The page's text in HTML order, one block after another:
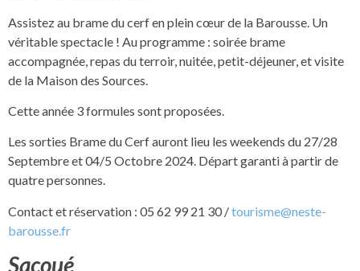
Assistez au brame du cerf en plein cœur de la Barousse. Un
véritable spectacle ! Au programme : soirée brame
accompagnée, repas du terroir, nuitée, petit-déjeuner, et visite
de la Maison des Sources.
Cette année 3 formules sont proposées.
Les sorties Brame du Cerf auront lieu les weekends du 27/28
Septembre et 04/5 Octobre 2024. Départ garanti à partir de
quatre personnes.
Contact et réservation : 05 62 99 21 30 /tourisme@neste-
barousse.fr
Sacoué